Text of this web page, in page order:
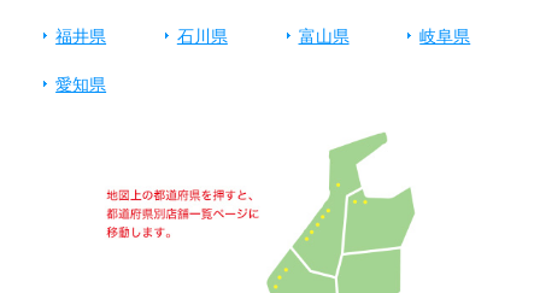
福井県
石川県 富山県
岐阜県
愛知県